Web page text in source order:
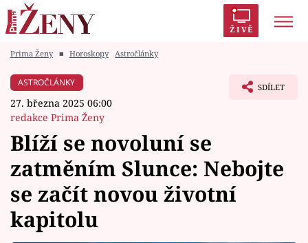
ŽIVĚ
Módní alarm
Témata
Celebrity
Prima Ženy ■ Horoskopy Astročlánky
ASTROČLÁNKY
27. března 2025 06:00
redakce Prima Ženy
SDÍLET
Blíží se novoluní se
zatměním Slunce: Nebojte
se začít novou životní
kapitolu